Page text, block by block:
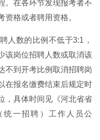
。在各环节发现报考者不
格或者聘用资格。
人数的比例不低于3:1，
该岗位招聘人数或取消该
不到开考比例取消招聘岗
在报名缴费结束后规定时
，具体时间见《河北省省
统一招聘）工作人员公